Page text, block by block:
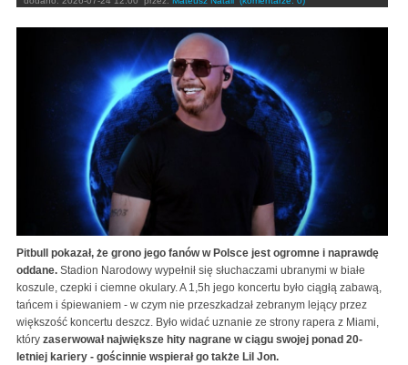
Pitbull pokazał, że grono jego fanów w Polsce jest ogromne i naprawdę
oddane. Stadion Narodowy wypełnił się słuchaczami ubranymi w białe
koszule, czepki i ciemne okulary. A 1,5h jego koncertu było ciągłą zabawą,
tańcem i śpiewaniem - w czym nie przeszkadzał zebranym lejący przez
większość koncertu deszcz. Było widać uznanie ze strony rapera z Miami,
który zaserwował największe hity nagrane w ciągu swojej ponad 20-
letniej kariery - gościnnie wspierał go także Lil Jon.